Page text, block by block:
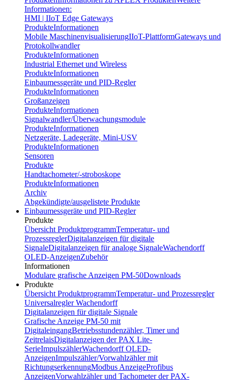
Informationen:
HMI | IIoT Edge Gateways
ProdukteInformationen
Mobile MaschinenvisualisierungIIoT-PlattformGateways und
Protokollwandler
ProdukteInformationen
Industrial Ethernet und Wireless
ProdukteInformationen
Einbaumessgeräte und PID-Regler
ProdukteInformationen
Großanzeigen
ProdukteInformationen
Signalwandler/Überwachungsmodule
ProdukteInformationen
Netzgeräte, Ladegeräte, Mini-USV
ProdukteInformationen
Sensoren
Produkte
Handtachometer/-stroboskope
ProdukteInformationen
Archiv
Abgekündigte/ausgelistete Produkte
Einbaumessgeräte und PID-Regler
Produkte
Übersicht ProduktprogrammTemperatur- und
ProzessreglerDigitalanzeigen für digitale
SignaleDigitalanzeigen für analoge SignaleWachendorff
OLED-AnzeigenZubehör
Informationen
Modulare grafische Anzeigen PM-50Downloads
Produkte
Übersicht ProduktprogrammTemperatur- und Prozessregler
Universalregler Wachendorff
Digitalanzeigen für digitale Signale
Grafische Anzeige PM-50 mit
DigitaleingangBetriebsstundenzähler, Timer und
ZeitrelaisDigitalanzeigen der PAX Lite-
SerieImpulszählerWachendorff OLED-
AnzeigenImpulszähler/Vorwahlzähler mit
RichtungserkennungModbus AnzeigeProfibus
AnzeigenVorwahlzähler und Tachometer der PAX-